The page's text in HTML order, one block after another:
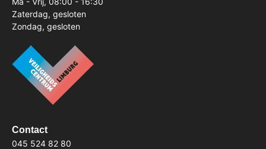
Zaterdag, gesloten
Zondag, gesloten
Contact
045 524 82 80